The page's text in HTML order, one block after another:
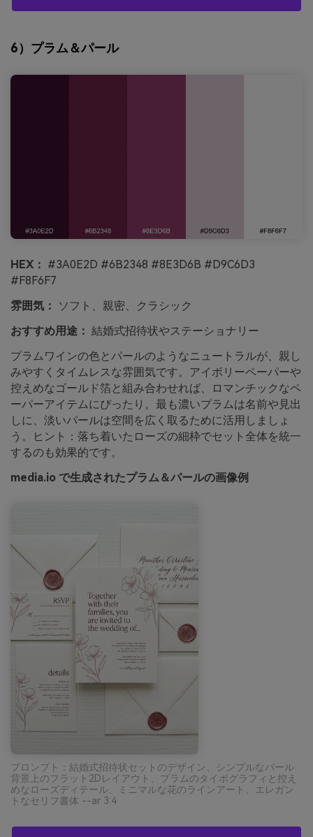
6）プラム＆パール
HEX： #3A0E2D #6B2348 #8E3D6B #D9C6D3
#F8F6F7
雰囲気：
ソフト、親密、クラシック
おすすめ用途： 結婚式招待状やステーショナリー
プラムワインの色とパールのようなニュートラルが、親し
みやすくタイムレスな雰囲気です。アイボリーペーパーや
控えめなゴールド箔と組み合わせれば、ロマンチックなペ
ーパーアイテムにぴったり。最も濃いプラムは名前や見出
しに、淡いパールは空間を広く取るために活用しましょ
う。ヒント：落ち着いたローズの細枠でセット全体を統一
するのも効果的です。
media.io で生成されたプラム＆パールの画像例
プロンプト：結婚式招待状セットのデザイン、シンプルなパール
背景上のフラット2Dレイアウト、プラムのタイポグラフィと控え
めなローズディテール、ミニマルな花のラインアート、エレガン
トなセリフ書体 --ar 3:4